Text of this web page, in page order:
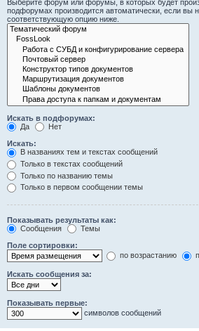
Выберите форум или форумы, в которых будет
подфорумах производится автоматически, если вы
соответствующую опцию ниже.
Искать в подфорумах:
Да
Нет
Искать:
В названиях тем и текстах сообщений
Только в текстах сообщений
Только по названию темы
Только в первом сообщении темы
Показывать результаты как:
Сообщения
Темы
Поле сортировки:
по возрастанию
Искать сообщения за:
Показывать первые:
символов сообщений